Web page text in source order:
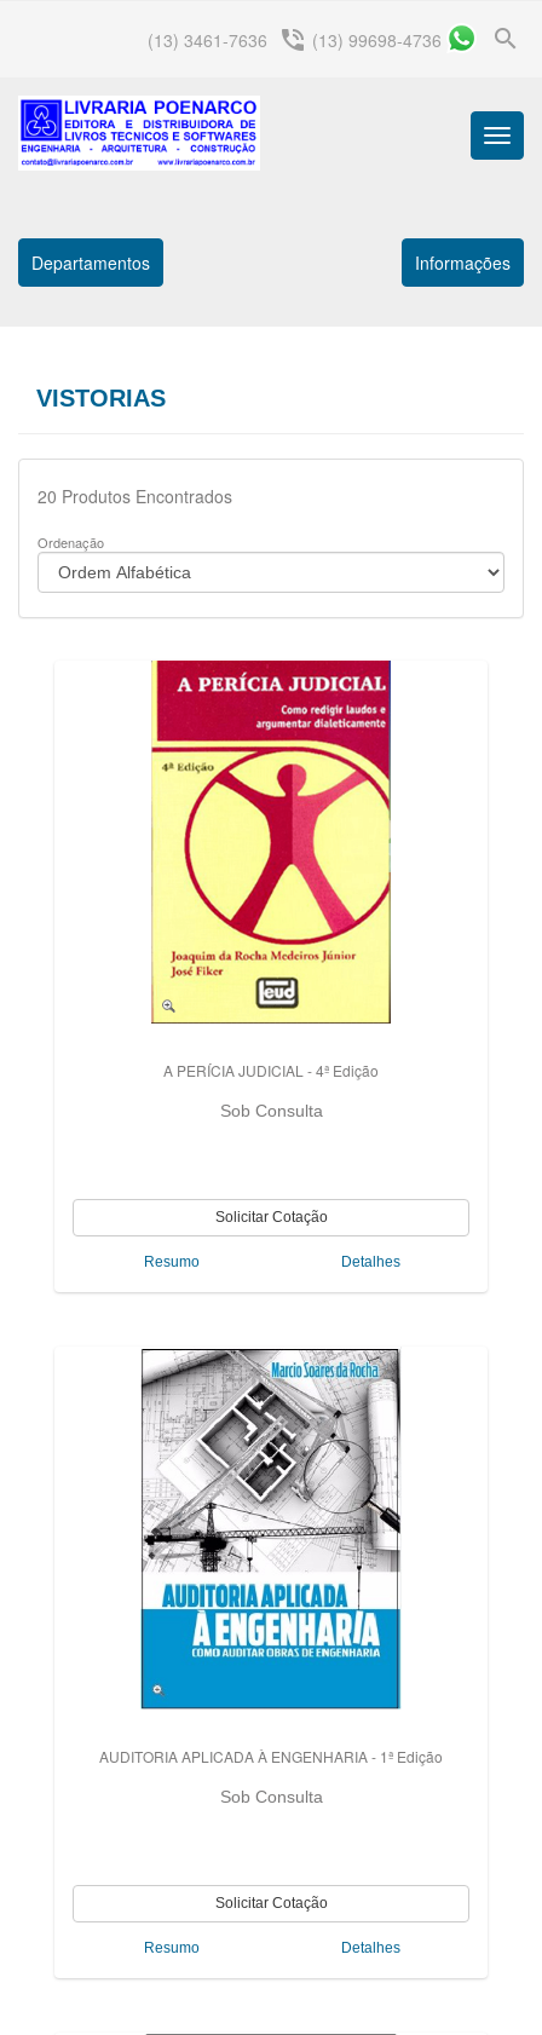
search
(13) 3461-7636 phone_in_talk (13) 99698-4736
Menu
Departamentos Informações
VISTORIAS
20 Produtos Encontrados
Ordenação
A PERÍCIA JUDICIAL - 4ª Edição
Sob Consulta
Resumo Detalhes
AUDITORIA APLICADA À ENGENHARIA - 1ª Edição
Sob Consulta
Resumo Detalhes